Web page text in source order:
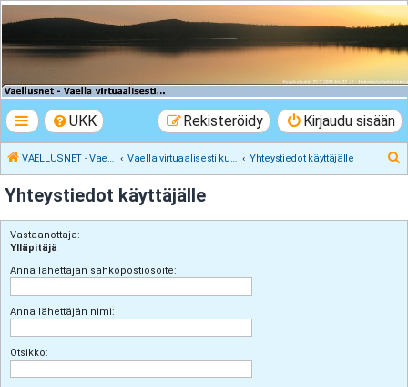
VAELLUSNET -
Vaellusturinat II
UKK Kirjaudu sisään
Rekisteröidy
VAELLUSNET - Vaellusturinat II Vaella virtuaalisesti kunnes pääset oikeasti Yhteystiedot käyttäjälle
i
Yhteystiedot käyttäjälle
Vastaanottaja:
Ylläpitäjä
Anna lähettäjän sähköpostiosoite:
Anna lähettäjän nimi:
Otsikko: